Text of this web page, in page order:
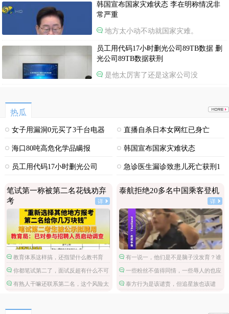
韩国宣布国家灾难状态 李在明称情况非
常严重
地方太小动不动就国家灾难。
员工用代码17小时删光公司89TB数据 删
光公司89TB数据获刑
是他太厉害了还是这家公司没
热瓜
女子用漏洞0元买了3千台电器 直播自杀日本女网红已身亡
海口80吨高危化学品瞒报 韩国宣布国家灾难状态
员工用代码17小时删光公司
急诊医生漏诊致患儿死亡获刑1
笔试第一称被第二名花钱劝弃
考
详
教育体系这样搞，还指望什么教书育
人。你都笔试第二了，面试反超有什么不可
能的，非要多此一举。
有熟人干嘛还联系第二名，这个风险太
泰航拒绝20多名中国乘客登机
详
有一说一，他们是不是脑子没发育？谁
不知道拉眼角针对的是亚洲人，他们哪国
的啊？
一些粉丝不值得同情，一些辱人的也应
该惩罚。
泰方行为是该谴责，但追星族也该谴